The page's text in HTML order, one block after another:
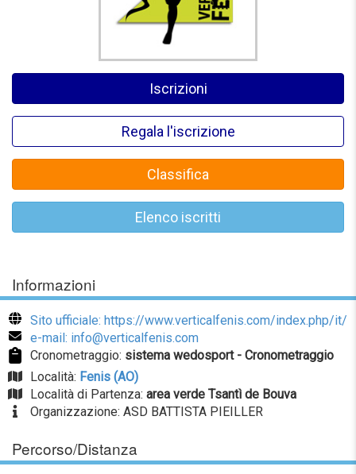
Informazioni
Sito ufficiale: https://www.verticalfenis.com/index.php/it/
e-mail: info@verticalfenis.com
Cronometraggio: sistema wedosport - Cronometraggio
Località: Fenis (AO)
Località di Partenza: area verde Tsantì de Bouva
Organizzazione: ASD BATTISTA PIEILLER
Percorso/Distanza
Iscrizioni
Regala l'iscrizione
Classifica
Elenco iscritti